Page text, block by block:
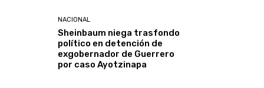
NACIONAL
Sheinbaum niega trasfondo
político en detención de
exgobernador de Guerrero
por caso Ayotzinapa